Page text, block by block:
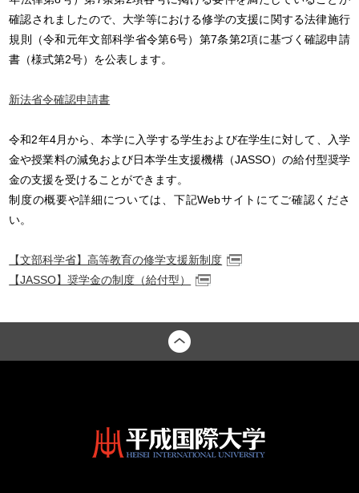
確認されましたので、大学等における修学の支援に関する法律施行
規則（令和元年文部科学省令第6号）第7条第2項に基づく確認申請
書（様式第2号）を公表します。
新法省令確認申請書
令和2年4月から、本学に入学する学生および在学生に対して、入学
金や授業料の減免および日本学生支援機構（JASSO）の給付型奨学
金の支援を受けることができます。
制度の概要や詳細については、下記Webサイトにてご確認くださ
い。
【文部科学省】高等教育の修学支援新制度
【JASSO】奨学金の制度（給付型）